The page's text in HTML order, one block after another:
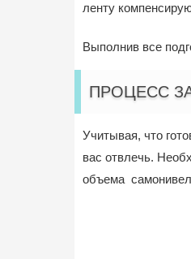
ленту
Выполнив все
ПРОЦЕСС
Учитывая, что
вас отвлечь.
объема